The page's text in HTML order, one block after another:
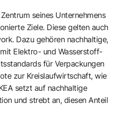
seines Unternehmens
Ziele. Diese gelten auch
Dazu gehören nachhaltige,
Elektro- und Wasserstoff-
für Verpackungen
zur Kreislaufwirtschaft, wie
setzt auf nachhaltige
und strebt an, diesen Anteil